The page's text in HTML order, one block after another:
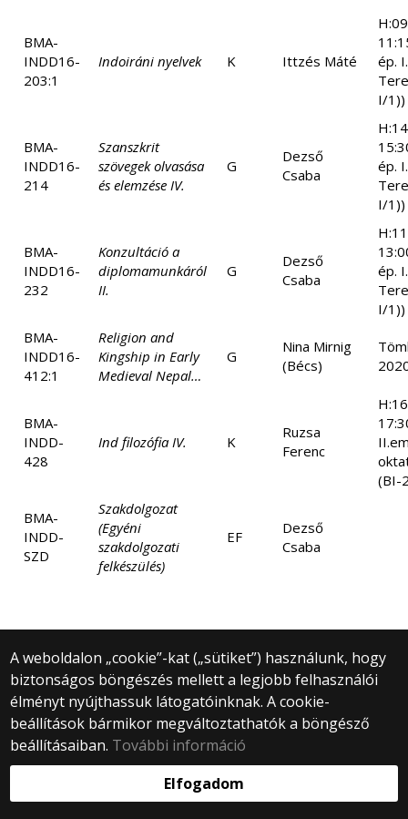
BMA-
INDD16-
203:1
Indoiráni nyelvek K Ittzés Máté
ép.
I/1))
BMA-
INDD16-
214
Szanszkrit
szövegek olvasása
és elemzése IV.
G
Dezső
Csaba
ép.
I/1))
BMA-
INDD16-
232
Konzultáció a
diplomamunkáról
II.
G
Dezső
Csaba
ép.
I/1))
BMA-
INDD16-
412:1
Religion and
Kingship in Early
Medieval Nepal…
G
Nina Mirnig
(Bécs)
BMA-
INDD-
428
Ind filozófia IV. K
Ruzsa
Ferenc
(BI-
BMA-
INDD-
SZD
Szakdolgozat
(Egyéni
szakdolgozati
felkészülés)
EF
Dezső
Csaba
A weboldalon „cookie”-kat („sütiket”) használunk, hogy
biztonságos böngészés mellett a legjobb felhasználói
élményt nyújthassuk látogatóinknak. A cookie-
beállítások bármikor megváltoztathatók a böngésző
beállításaiban. További információ
Elfogadom
© 2025 Eötvös Loránd Tudományegyetem
Minden jog fenntartva.
1053 Budapest, Egyetem tér 1–3.
Központi telefonszám: +36 1 411 6500
Webfejlesztés: